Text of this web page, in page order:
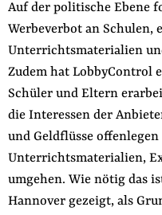
Auf der politische Ebene
Werbeverbot an
Unterrichtsmaterialien
Zudem hat LobbyControl
Schüler und Eltern
die Interessen der
und Geldflüsse
Unterrichtsmaterialien,
umgehen. Wie nötig das
Hannover gezeigt, als